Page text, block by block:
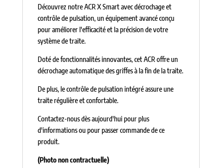
Découvrez notre ACR X Smart avec décrochage et
contrôle de pulsation, un équipement avancé conçu
pour améliorer l'efficacité et la précision de votre
système de traite.
Doté de fonctionnalités innovantes, cet ACR offre un
décrochage automatique des griffes à la fin de la traite.
De plus, le contrôle de pulsation intégré assure une
traite régulière et confortable.
Contactez-nous dès aujourd'hui pour plus
d'informations ou pour passer commande de ce
produit.
(Photo non contractuelle)